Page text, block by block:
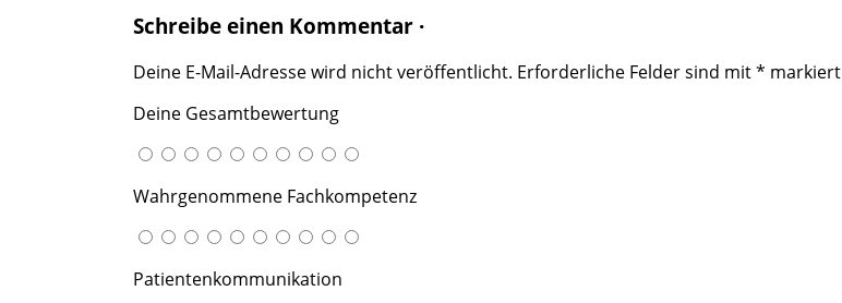
Schreibe einen Kommentar ·
Deine E-Mail-Adresse wird nicht veröffentlicht. Erforderliche Felder sind mit* markiert
Deine Gesamtbewertung
Wahrgenommene Fachkompetenz
Patientenkommunikation